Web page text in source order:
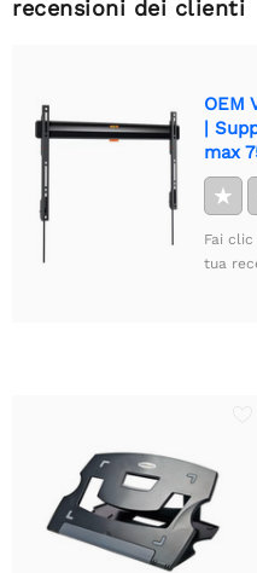
recensioni dei clienti
OEM
|
max
★
Fai
tua